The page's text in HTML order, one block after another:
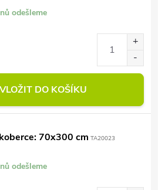
odešleme
VLOŽIT DO KOŠÍKU
70x300 cm TA20023
odešleme